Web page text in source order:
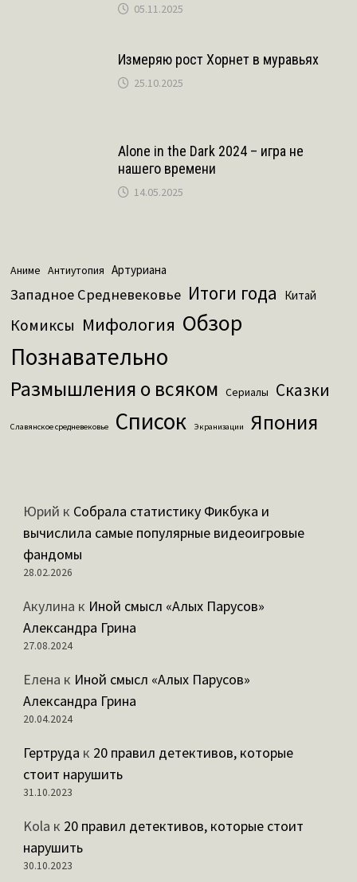
05.11.2025
Измеряю рост Хорнет в муравьях
25.10.2025
Alone in the Dark 2024 – игра не
нашего времени
14.05.2025
Аниме Антиутопия Артуриана
Западное Средневековье Итоги года Китай
Комиксы Мифология Обзор
Познавательно
Размышления о всяком Сериалы Сказки
Славянское средневековье Список Экранизации Япония
Юрий к Собрала статистику Фикбука и
вычислила самые популярные видеоигровые
фандомы
28.02.2026
Акулина к Иной смысл «Алых Парусов»
Александра Грина
27.08.2024
Елена к Иной смысл «Алых Парусов»
Александра Грина
20.04.2024
Гертруда к 20 правил детективов, которые
стоит нарушить
31.10.2023
Kola к 20 правил детективов, которые стоит
нарушить
30.10.2023